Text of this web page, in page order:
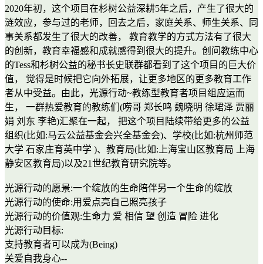
2020年初，这个项目在杉树公益深耕5年之后，产生了很大的
涟效应，参与过的老师，回去之后，家庭关系、师生关系、同
事关系都发生了很大的改善， 教育教学的方式方法有了很大
的创新，教育幸福感和成就感得到很大的提升。创问教练中心
的Tess和杉树公益的秘书长史联群都看到了这个项目的巨大价
值， 觉得是时候把它向外拓展，让更多地区的更多教育工作
者从中受益。由此，光源行动~教练型教育者项目组应运而
生， 一群热爱教育的教练们(唠哥 郑长鸣 魏晓明 徐珺泽 贾丽
娟 刘东 李艳)汇聚在一起， 把这个项目陆续带给更多的公益
组织(比如:马云公益基金会兴全基金会)、学校(比如:杭州师范
大学 石家庄育英中学 )、教育局(比如:上海宝山区教育局 上海
静安区教育局)以及21世纪教育研究院等。
光源行动的愿景:一个绽放的生命陪伴另一个生命的绽放
光源行动的使命:用爱点亮自己照亮孩子
光源行动的价值观:生命力 爱 相信 望 创造 冒险 进化
光源行动目标:
支持教育者可以成为(Being)
关爱自我身心--